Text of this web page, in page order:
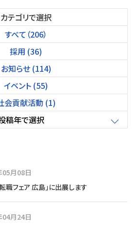
カテゴリで選択
すべて（206）
採用 (36)
お知らせ (114)
イベント (55)
会貢献活動 (1)
稿年で選択
05月08日
職フェア 広島」に出展します
04月24日